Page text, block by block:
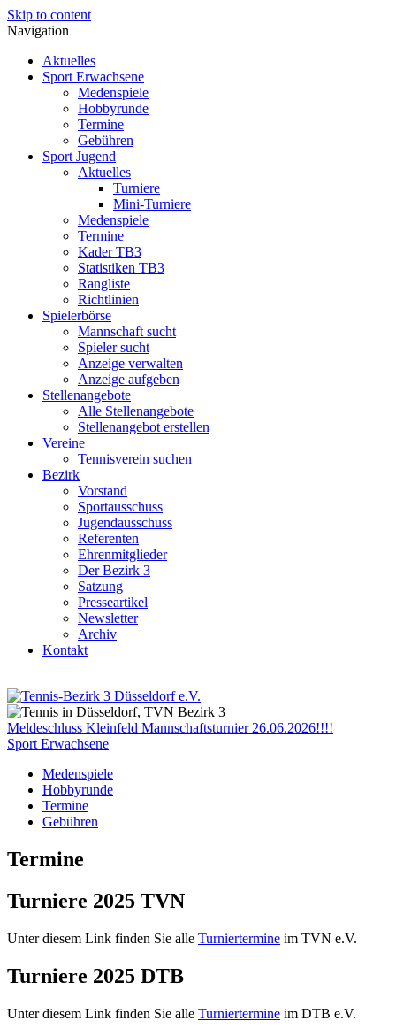
Skip to content
Navigation
Aktuelles
Sport Erwachsene
Medenspiele
Hobbyrunde
Termine
Gebühren
Sport Jugend
Aktuelles
Turniere
Mini-Turniere
Medenspiele
Termine
Kader TB3
Statistiken TB3
Rangliste
Richtlinien
Spielerbörse
Mannschaft sucht
Spieler sucht
Anzeige verwalten
Anzeige aufgeben
Stellenangebote
Alle Stellenangebote
Stellenangebot erstellen
Vereine
Tennisverein suchen
Bezirk
Vorstand
Sportausschuss
Jugendausschuss
Referenten
Ehrenmitglieder
Der Bezirk 3
Satzung
Presseartikel
Newsletter
Archiv
Kontakt
Meldeschluss Kleinfeld Mannschaftsturnier 26.06.2026!!!!
Sport Erwachsene
Medenspiele
Hobbyrunde
Termine
Gebühren
Termine
Turniere 2025 TVN
Unter diesem Link finden Sie alle Turniertermine im TVN e.V.
Turniere 2025 DTB
Unter diesem Link finden Sie alle Turniertermine im DTB e.V.